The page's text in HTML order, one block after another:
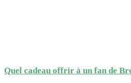
Quel cadeau offrir à un fan de